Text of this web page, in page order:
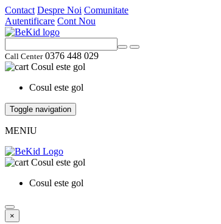
Contact Despre Noi Comunitate
Autentificare Cont Nou
Call Center0376 448 029
Cosul este gol
Cosul este gol
Toggle navigation
MENIU
Cosul este gol
Cosul este gol
×